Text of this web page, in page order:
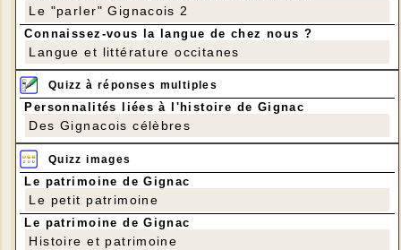
Le "parler" Gignacois 2
Connaissez-vous la langue de chez nous ?
Langue et littérature occitanes
Quizz à réponses multiples
Personnalités liées à l'histoire de Gignac
Des Gignacois célèbres
Quizz images
Le patrimoine de Gignac
Le petit patrimoine
Le patrimoine de Gignac
Histoire et patrimoine